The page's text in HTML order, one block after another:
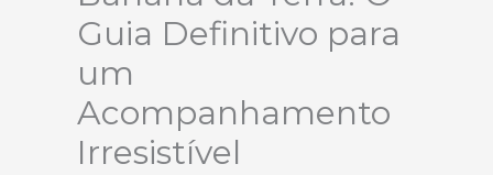
Guia Definitivo para
um
Acompanhamento
Irresistível